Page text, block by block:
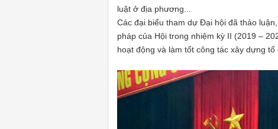
luật ở địa phương...
Các đại biểu tham dự Đại hội đã thảo
pháp của Hội trong nhiệm kỳ II (2019 –
hoạt động và làm tốt công tác xây dựng tổ